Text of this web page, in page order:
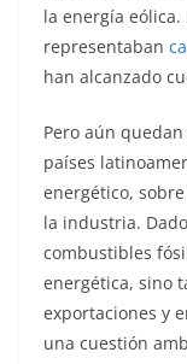
la energía eólica.
representaban
han alcanzado
Pero aún
países
energético,
la industria.
combustibles
energética, sino
exportaciones y
una cuestión